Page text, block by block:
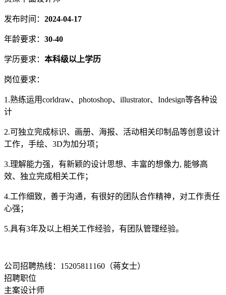
发布时间： 2024-04-17
年龄要求： 30-40
学历要求： 本科级以上学历
岗位要求：
1.熟练运用corldraw、photoshop、illustrator、Indesign等各种设
计
2.可独立完成标识、画册、海报、活动相关印制品等创意设计
工作，手绘、3D为加分项；
3.理解能力强，有新颖的设计思想、丰富的想像力, 能够高
效、独立完成相关工作；
4.工作细致，善于沟通，有很好的团队合作精神，对工作责任
心强；
5.具有3年及以上相关工作经验，有团队管理经验。
公司招聘热线：15205811160（蒋女士）
招聘职位
主案设计师